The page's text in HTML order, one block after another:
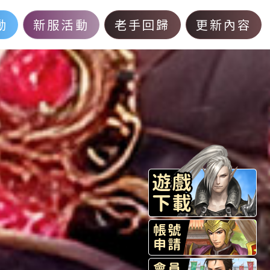
新服活動 老手回歸 更新內容